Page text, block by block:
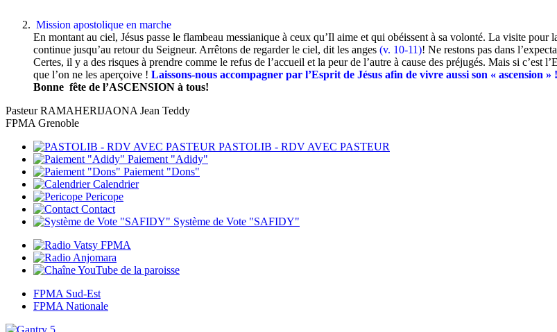
Mission apostolique en marche
En montant au ciel, Jésus passe le flambeau messianique à ceux qu’Il aime et qui obéissent à sa volonté. La visite
continue jusqu’au retour du Seigneur. Arrêtons de regarder le ciel, dit les anges (v. 10-11)! Ne restons pas dans
Certes, il y a des risques à prendre comme le refus de l’accueil et la peur de l’autre à cause des préjugés. Mais si c’est
que l’on ne les aperçoive ! Laissons-nous accompagner par l’Esprit de Jésus afin de vivre aussi son « ascension » !
Bonne fête de l’ASCENSION à tous!
Pasteur RAMAHERIJAONA Jean Teddy
FPMA Grenoble
PASTOLIB - RDV AVEC PASTEUR
Paiement "Adidy"
Paiement "Dons"
Calendrier
Pericope
Contact
Système de Vote "SAFIDY"
FPMA Sud-Est
FPMA Nationale